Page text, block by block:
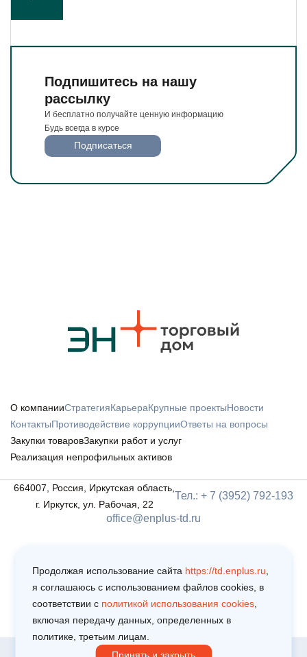
Подпишитесь на нашу
рассылку
И бесплатно получайте ценную информацию
Будь всегда в курсе
Подписаться
О компанииСтратегияКарьераКрупные проектыНовости
КонтактыПротиводействие коррупцииОтветы на вопросы
Закупки товаровЗакупки работ и услуг
Реализация непрофильных активов
664007, Россия, Иркутская область,
г. Иркутск, ул. Рабочая, 22
Тел.: + 7 (3952) 792-193
office@enplus-td.ru
Продолжая использование сайта https://td.enplus.ru
я соглашаюсь c использованием файлов cookies, в
соответствии c политикой использования cookies
включая передачу данных, определенных в
политике, третьим лицам.